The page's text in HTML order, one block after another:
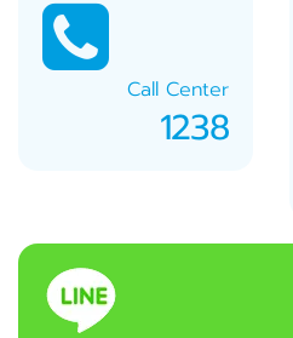
Call Center
1238